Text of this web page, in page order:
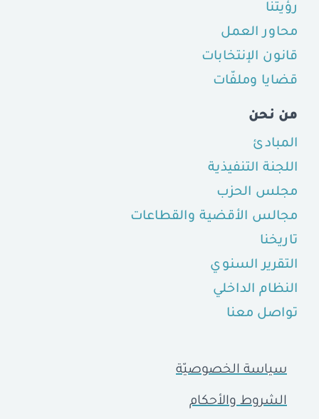
رؤيتنا
محاور العمل
قانون الإنتخابات
قضايا وملفّات
من نحن
المبادئ
اللجنة التنفيذية
مجلس الحزب
مجالس الأقضية والقطاعات
تاريخنا
التقرير السنوي
النظام الداخلي
تواصل معنا
سياسة الخصوصيّة
الشروط والأحكام